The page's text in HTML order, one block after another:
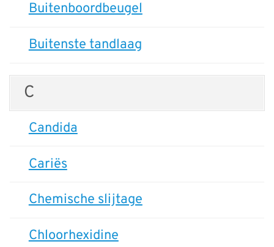
Buitenboordbeugel
Buitenste tandlaag
C
Candida
Cariës
Chemische slijtage
Chloorhexidine